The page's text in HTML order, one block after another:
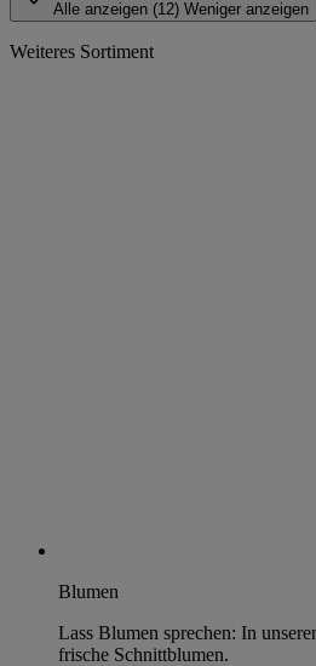
Alle anzeigen (12) Weniger anzeigen
Weiteres Sortiment
Blumen
Lass Blumen sprechen: In
frische Schnittblumen.